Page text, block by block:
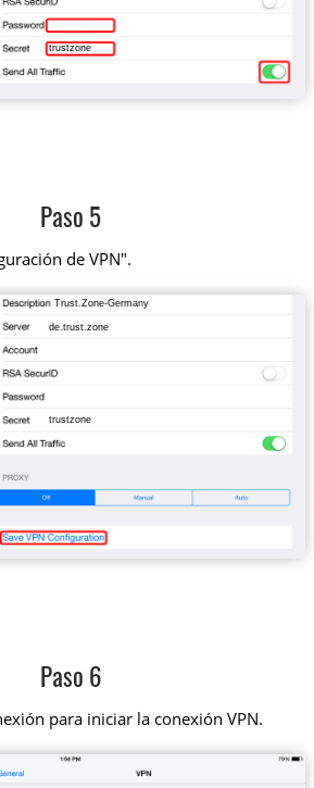
trustzone
Paso 5
de VPN".
Trust.Zone-Germany
de.trust.zone
trustzone
Paso 6
para iniciar la conexión VPN.